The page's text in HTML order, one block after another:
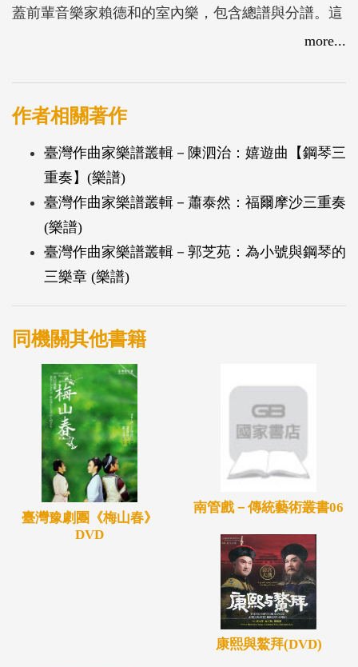
蓋前輩音樂家賴德和的室內樂，包含總譜與分譜。這
些作品都具有濃厚的鄉土風格，樂曲長度約在10分鐘
文化交流場合演出。
more...
作者相關著作
臺灣作曲家樂譜叢輯－陳泗治：嬉遊曲【鋼琴三
重奏】(樂譜)
臺灣作曲家樂譜叢輯－蕭泰然：福爾摩沙三重奏
(樂譜)
臺灣作曲家樂譜叢輯－郭芝苑：為小號與鋼琴的
三樂章 (樂譜)
同機關其他書籍
臺灣豫劇團《梅山春》
DVD
南管戲－傳統藝術叢書06
康熙與鰲拜(DVD)